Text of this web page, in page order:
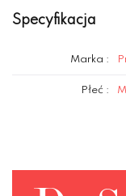
Specyfikacja
Marka :
Płeć :